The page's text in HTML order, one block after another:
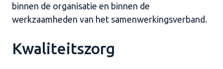
binnen de organisatie en binnen de
werkzaamheden van het samenwerkingsverband.
Kwaliteitszorg